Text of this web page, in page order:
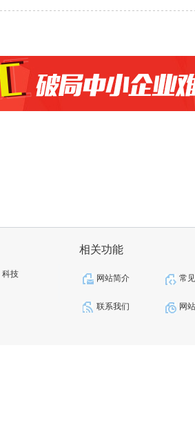
科技
相关功能
网站简介 常
联系我们 网